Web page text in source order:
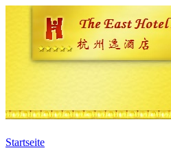
Startseite